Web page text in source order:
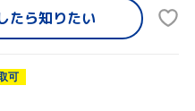
たら知りたい
可